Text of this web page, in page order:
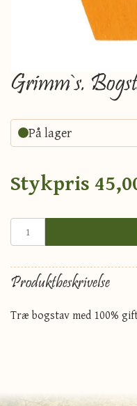
Grimm`s.
På lager
Stykpris
Produktbeskrivelse
Træ bogstav med 100%